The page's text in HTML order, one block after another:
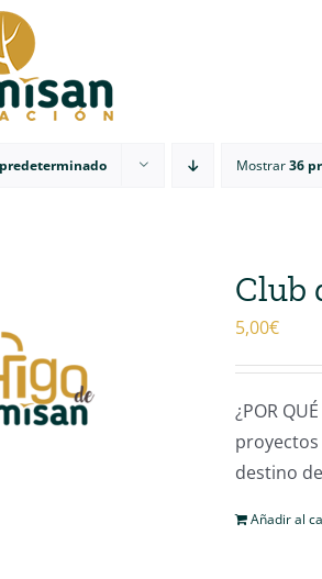
Mostrar36
Club
5,00€
¿POR
destino
Añadir al